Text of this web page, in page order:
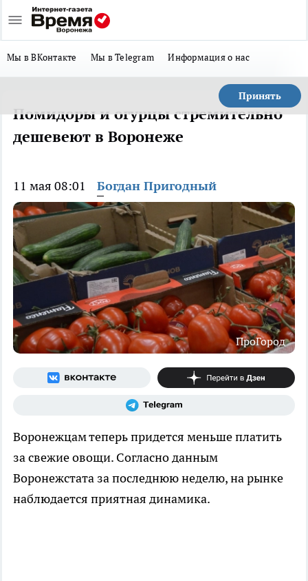
Мы в ВКонтакте Мы в Telegram Информация о нас
Принять
Помидоры и огурцы стремительно
дешевеют в Воронеже
11 мая 08:01 Богдан Пригодный
ПроГород
Воронежцам теперь придется меньше платить
за свежие овощи. Согласно данным
Воронежстата за последнюю неделю, на рынке
наблюдается приятная динамика.